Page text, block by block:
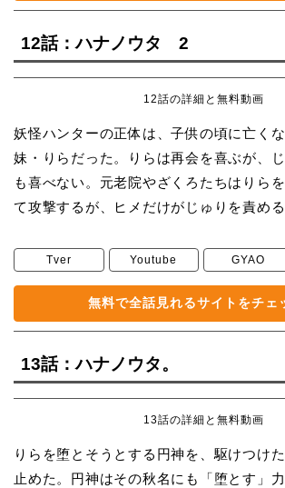
12話：ハナノウタ 2
12話の詳細と無料動画
妖怪ハンターの正体は、子供の頃に亡く
妹・りらだった。りらは再会を喜ぶが、
も喜べない。元老院やざくろたちはりら
て攻撃するが、ヒメだけがじゅりを責める
Tver Youtube GYAO
無料で全話見れるサイトをチェ
13話：ハナノウタ。
13話の詳細と無料動画
りらを堕とそうとする円神を、駆けつけ
止めた。円神はその秋名にも「堕とす」